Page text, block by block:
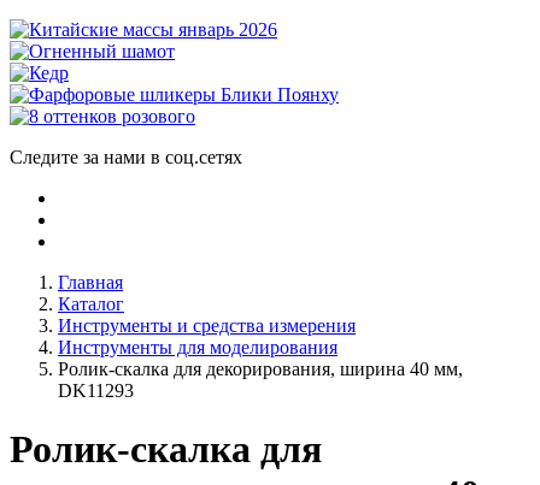
Следите за нами в соц.сетях
Главная
Каталог
Инструменты и средства измерения
Инструменты для моделирования
Ролик-скалка для декорирования, ширина 40 мм,
DK11293
Ролик-скалка для